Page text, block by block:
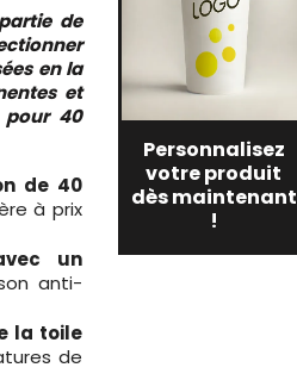
de
en la
et
pour 40
de 40
à prix
un
anti-
la toile
de
Personnalisez
votre produit
dès maintenant
!